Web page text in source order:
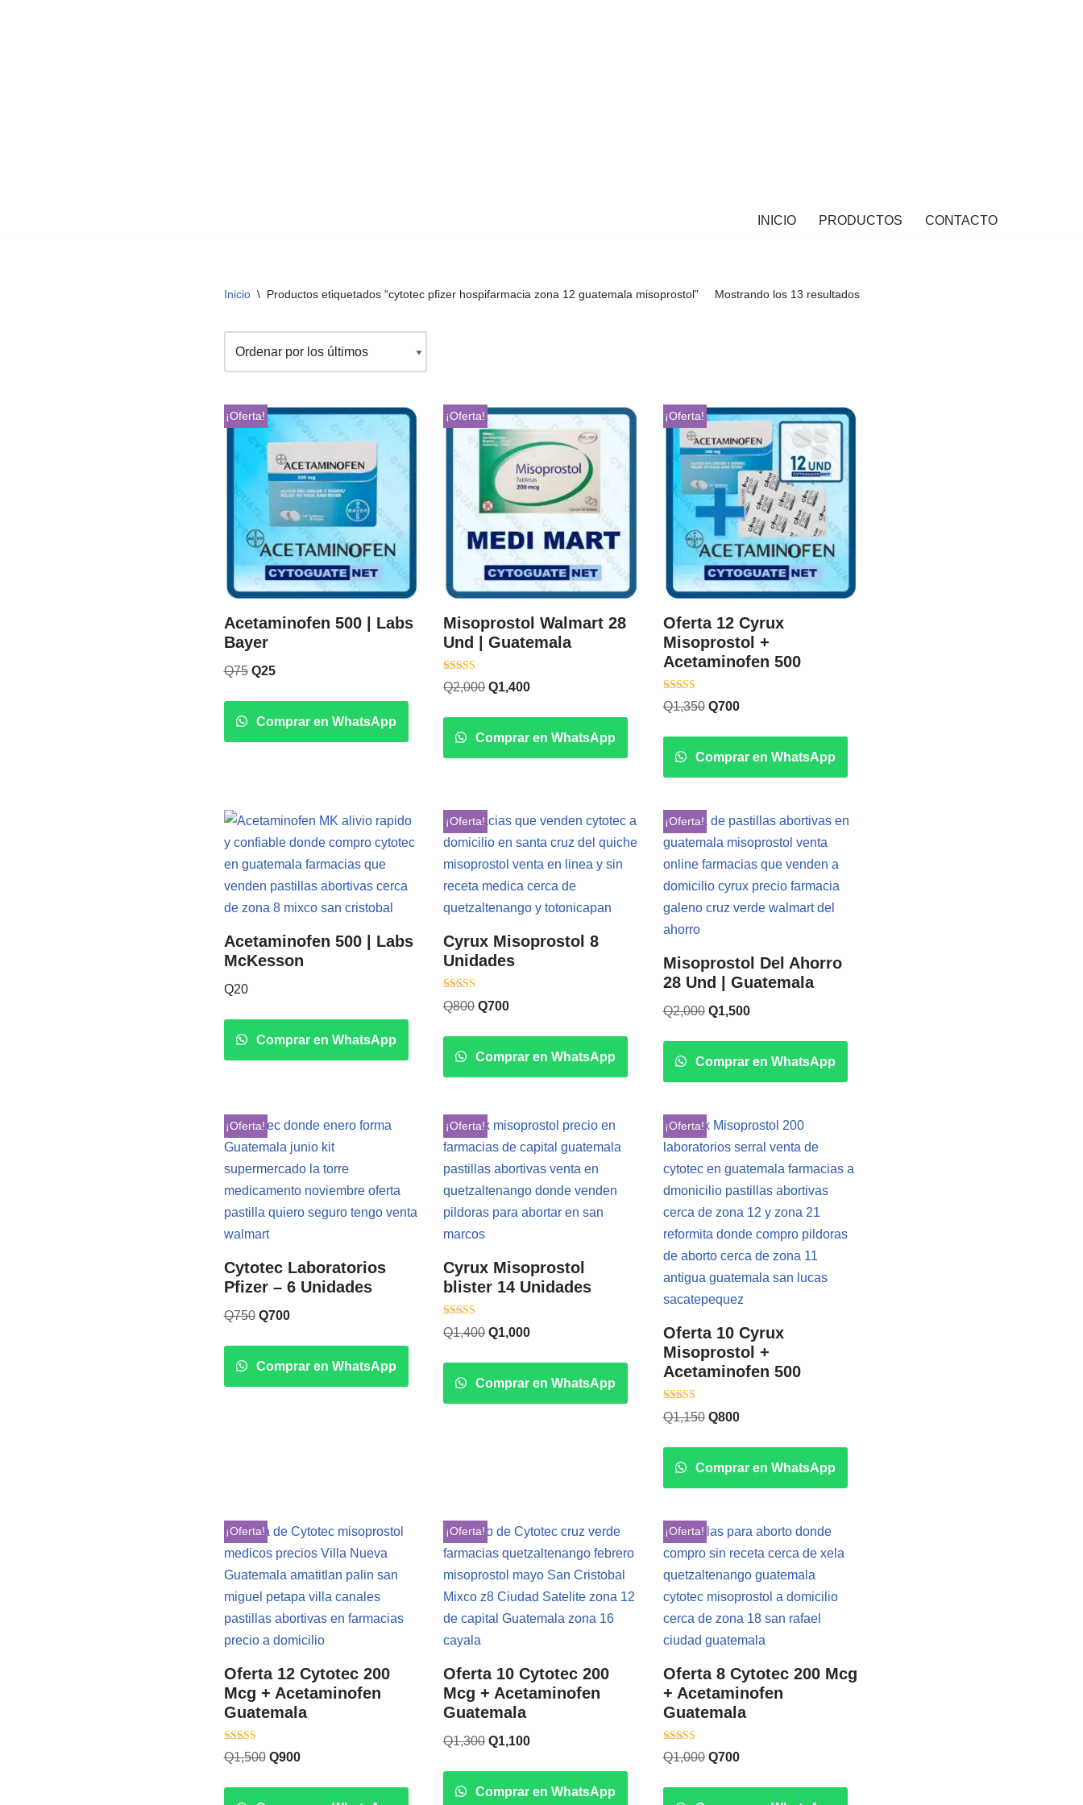
INICIO PRODUCTOS CONTACTO
Inicio \ Productos etiquetados “cytotec pfizer hospifarmacia zona 12 guatemala misoprostol” Mostrando los 13 resultados
¡Oferta!
Acetaminofen 500 | Labs
Bayer
Q75 Q25
Comprar en WhatsApp
¡Oferta!
Misoprostol Walmart 28
Und | Guatemala
Valorado con
5.00
Q2,000 Q1,400
Comprar en WhatsApp
¡Oferta!
Oferta 12 Cyrux
Misoprostol +
Acetaminofen 500
Valorado
con
Q1,350 Q700
Comprar en WhatsApp
Acetaminofen 500 | Labs
McKesson
Q20
Comprar en WhatsApp
¡Oferta!
Cyrux Misoprostol 8
Unidades
Valorado con
5.00
Q800 Q700
Comprar en WhatsApp
¡Oferta!
Misoprostol Del Ahorro
28 Und | Guatemala
Q2,000 Q1,500
Comprar en WhatsApp
¡Oferta!
Cytotec Laboratorios
Pfizer – 6 Unidades
Q750 Q700
Comprar en WhatsApp
¡Oferta!
Cyrux Misoprostol
blister 14 Unidades
Valorado con
5.00
Q1,400 Q1,000
Comprar en WhatsApp
¡Oferta!
Oferta 10 Cyrux
Misoprostol +
Acetaminofen 500
Valorado con
5.00
Q1,150 Q800
Comprar en WhatsApp
¡Oferta!
Oferta 12 Cytotec 200
Mcg + Acetaminofen
Guatemala
Valorado con
5.00
Q1,500 Q900
¡Oferta!
Oferta 10 Cytotec 200
Mcg + Acetaminofen
Guatemala
Q1,300 Q1,100
Comprar en WhatsApp
¡Oferta!
Oferta 8 Cytotec 200 Mcg
+ Acetaminofen
Guatemala
Valorado con
5.00
Q1,000 Q700